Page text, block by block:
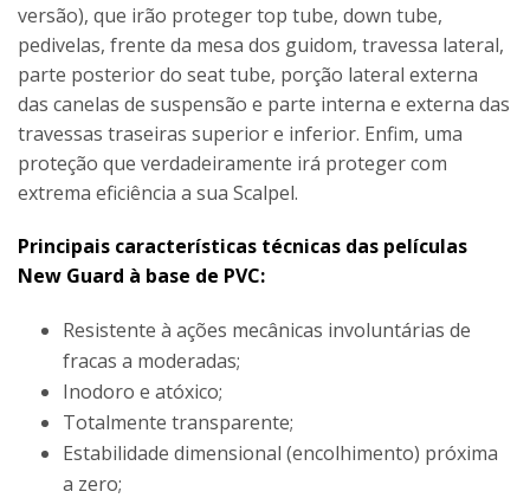
versão), que irão proteger top tube, down tube,
pedivelas, frente da mesa dos guidom, travessa lateral,
parte posterior do seat tube, porção lateral externa
das canelas de suspensão e parte interna e externa das
travessas traseiras superior e inferior. Enfim, uma
proteção que verdadeiramente irá proteger com
extrema eficiência a sua Scalpel.
Principais características técnicas das películas
New Guard à base de PVC:
Resistente à ações mecânicas involuntárias de
fracas a moderadas;
Inodoro e atóxico;
Totalmente transparente;
Estabilidade dimensional (encolhimento) próxima
a zero;